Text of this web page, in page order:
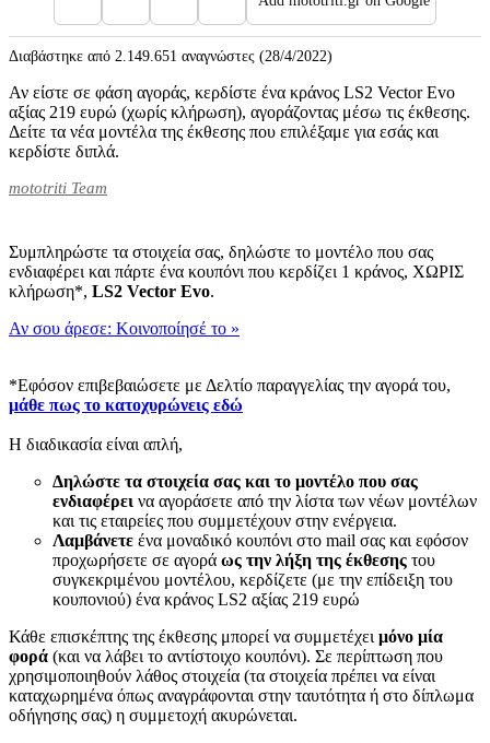
Διαβάστηκε από 2.149.651 αναγνώστες (28/4/2022)
Αν είστε σε φάση αγοράς, κερδίστε ένα κράνος LS2 Vector Evo
αξίας 219 ευρώ (χωρίς κλήρωση), αγοράζοντας μέσω τις έκθεσης.
Δείτε τα νέα μοντέλα της έκθεσης που επιλέξαμε για εσάς και
κερδίστε διπλά.
mototriti Team
Συμπληρώστε τα στοιχεία σας, δηλώστε το μοντέλο που σας
ενδιαφέρει και πάρτε ένα κουπόνι που κερδίζει 1 κράνος, ΧΩΡΙΣ
κλήρωση*, LS2 Vector Evo.
Αν σου άρεσε: Κοινοποίησέ το »
*Εφόσον επιβεβαιώσετε με Δελτίο παραγγελίας την αγορά του,
μάθε πως το κατοχυρώνεις εδώ
H διαδικασία είναι απλή,
Δηλώστε τα στοιχεία σας και το μοντέλο που σας
ενδιαφέρει να αγοράσετε από την λίστα των νέων μοντέλων
και τις εταιρείες που συμμετέχουν στην ενέργεια.
Λαμβάνετε ένα μοναδικό κουπόνι στο mail σας και εφόσον
προχωρήσετε σε αγορά ως την λήξη της έκθεσης του
συγκεκριμένου μοντέλου, κερδίζετε (με την επίδειξη του
κουπονιού) ένα κράνος LS2 αξίας 219 ευρώ
Κάθε επισκέπτης της έκθεσης μπορεί να συμμετέχει μόνο μία
φορά (και να λάβει το αντίστοιχο κουπόνι). Σε περίπτωση που
χρησιμοποιηθούν λάθος στοιχεία (τα στοιχεία πρέπει να είναι
καταχωρημένα όπως αναγράφονται στην ταυτότητα ή στο δίπλωμα
οδήγησης σας) η συμμετοχή ακυρώνεται.